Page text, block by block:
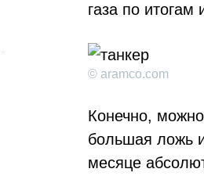
газа по итогам
© aramco.com
Конечно,
большая ложь
месяце